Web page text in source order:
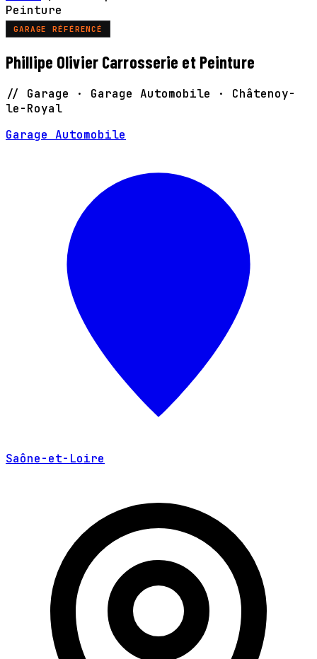
Peinture
GARAGE RÉFÉRENCÉ
Phillipe Olivier Carrosserie et Peinture
// Garage · Garage Automobile · Châtenoy-
le-Royal
Garage Automobile
Saône-et-Loire